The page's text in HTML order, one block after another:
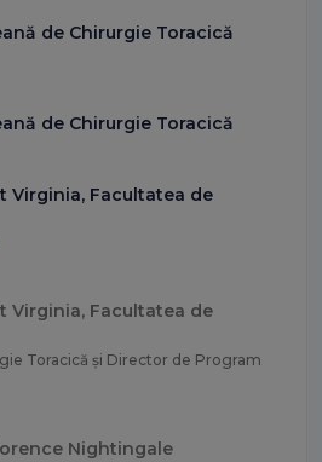
de Chirurgie Toracică
de Chirurgie Toracică
Virginia, Facultatea de
Virginia, Facultatea de
Toracică și Director de Program
Nightingale